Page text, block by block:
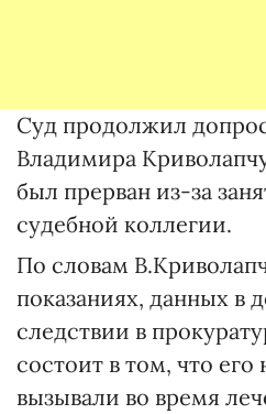
Суд продолжил
Владимира
был прерван из-за
судебной коллегии.
По словам
показаниях, данных в
следствии в
состоит в том, что его
вызывали во время